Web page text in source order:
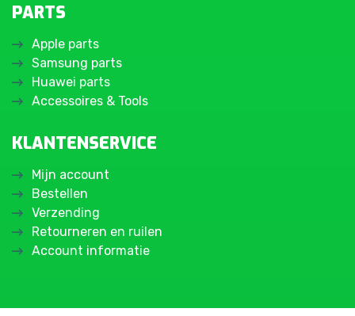
PARTS
Apple parts
Samsung parts
Huawei parts
Accessoires & Tools
KLANTENSERVICE
Mijn account
Bestellen
Verzending
Retourneren en ruilen
Account informatie